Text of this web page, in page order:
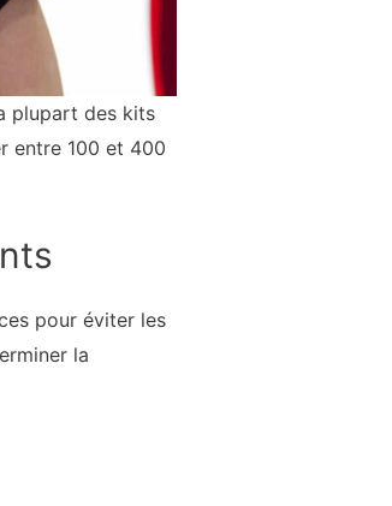
plupart des kits
entre 100 et 400
pour éviter les
la